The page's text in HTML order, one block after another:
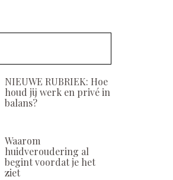
NIEUWE RUBRIEK: Hoe
houd jij werk en privé in
balans?
Waarom
huidveroudering al
begint voordat je het
ziet